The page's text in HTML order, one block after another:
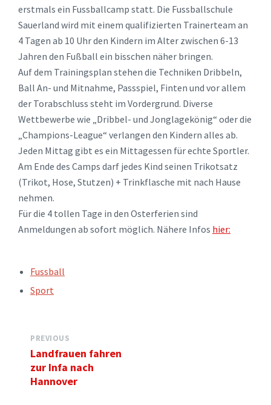
erstmals ein Fussballcamp statt. Die Fussballschule
Sauerland wird mit einem qualifizierten Trainerteam an
4 Tagen ab 10 Uhr den Kindern im Alter zwischen 6-13
Jahren den Fußball ein bisschen näher bringen.
Auf dem Trainingsplan stehen die Techniken Dribbeln,
Ball An- und Mitnahme, Passspiel, Finten und vor allem
der Torabschluss steht im Vordergrund. Diverse
Wettbewerbe wie „Dribbel- und Jonglagekönig“ oder die
„Champions-League“ verlangen den Kindern alles ab.
Jeden Mittag gibt es ein Mittagessen für echte Sportler.
Am Ende des Camps darf jedes Kind seinen Trikotsatz
(Trikot, Hose, Stutzen) + Trinkflasche mit nach Hause
nehmen.
Für die 4 tollen Tage in den Osterferien sind
Anmeldungen ab sofort möglich. Nähere Infos hier:
TAGS:Fussball
Sport
PREVIOUS
Landfrauen fahren
zur Infa nach
Hannover